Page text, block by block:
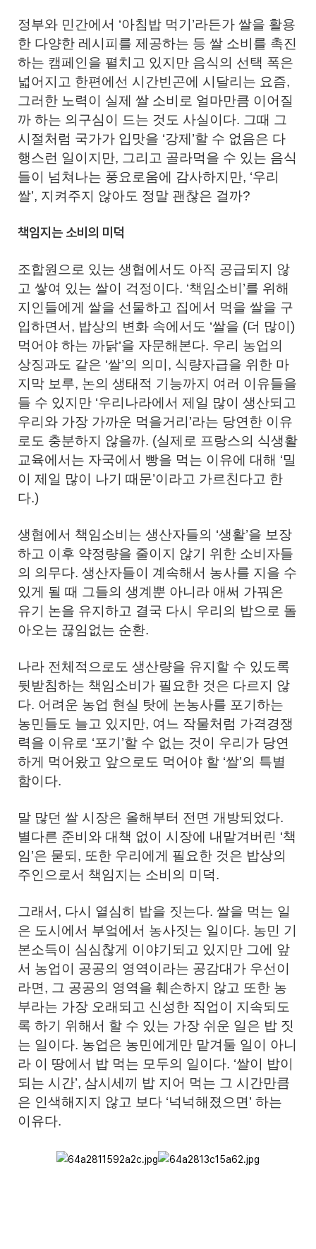
정부와 민간에서 ‘아침밥 먹기’라든가 쌀을 활용
한 다양한 레시피를 제공하는 등 쌀 소비를 촉진
하는 캠페인을 펼치고 있지만 음식의 선택 폭은
넓어지고 한편에선 시간빈곤에 시달리는 요즘,
그러한 노력이 실제 쌀 소비로 얼마만큼 이어질
까 하는 의구심이 드는 것도 사실이다. 그때 그
시절처럼 국가가 입맛을 ‘강제’할 수 없음은 다
행스런 일이지만, 그리고 골라먹을 수 있는 음식
들이 넘쳐나는 풍요로움에 감사하지만, ‘우리
쌀’, 지켜주지 않아도 정말 괜찮은 걸까?
책임지는 소비의 미덕
조합원으로 있는 생협에서도 아직 공급되지 않
고 쌓여 있는 쌀이 걱정이다. ‘책임소비’를 위해
지인들에게 쌀을 선물하고 집에서 먹을 쌀을 구
입하면서, 밥상의 변화 속에서도 ‘쌀을 (더 많이)
먹어야 하는 까닭‘을 자문해본다. 우리 농업의
상징과도 같은 ‘쌀’의 의미, 식량자급을 위한 마
지막 보루, 논의 생태적 기능까지 여러 이유들을
들 수 있지만 ‘우리나라에서 제일 많이 생산되고
우리와 가장 가까운 먹을거리’라는 당연한 이유
로도 충분하지 않을까. (실제로 프랑스의 식생활
교육에서는 자국에서 빵을 먹는 이유에 대해 ‘밀
이 제일 많이 나기 때문’이라고 가르친다고 한
다.)
생협에서 책임소비는 생산자들의 ‘생활’을 보장
하고 이후 약정량을 줄이지 않기 위한 소비자들
의 의무다. 생산자들이 계속해서 농사를 지을 수
있게 될 때 그들의 생계뿐 아니라 애써 가꿔온
유기 논을 유지하고 결국 다시 우리의 밥으로 돌
아오는 끊임없는 순환.
나라 전체적으로도 생산량을 유지할 수 있도록
뒷받침하는 책임소비가 필요한 것은 다르지 않
다. 어려운 농업 현실 탓에 논농사를 포기하는
농민들도 늘고 있지만, 여느 작물처럼 가격경쟁
력을 이유로 ‘포기’할 수 없는 것이 우리가 당연
하게 먹어왔고 앞으로도 먹어야 할 ‘쌀’의 특별
함이다.
말 많던 쌀 시장은 올해부터 전면 개방되었다.
별다른 준비와 대책 없이 시장에 내맡겨버린 ‘책
임’은 묻되, 또한 우리에게 필요한 것은 밥상의
주인으로서 책임지는 소비의 미덕.
그래서, 다시 열심히 밥을 짓는다. 쌀을 먹는 일
은 도시에서 부엌에서 농사짓는 일이다. 농민 기
본소득이 심심찮게 이야기되고 있지만 그에 앞
서 농업이 공공의 영역이라는 공감대가 우선이
라면, 그 공공의 영역을 훼손하지 않고 또한 농
부라는 가장 오래되고 신성한 직업이 지속되도
록 하기 위해서 할 수 있는 가장 쉬운 일은 밥 짓
는 일이다. 농업은 농민에게만 맡겨둘 일이 아니
라 이 땅에서 밥 먹는 모두의 일이다. ‘쌀이 밥이
되는 시간’, 삼시세끼 밥 지어 먹는 그 시간만큼
은 인색해지지 않고 보다 ‘넉넉해졌으면’ 하는
이유다.